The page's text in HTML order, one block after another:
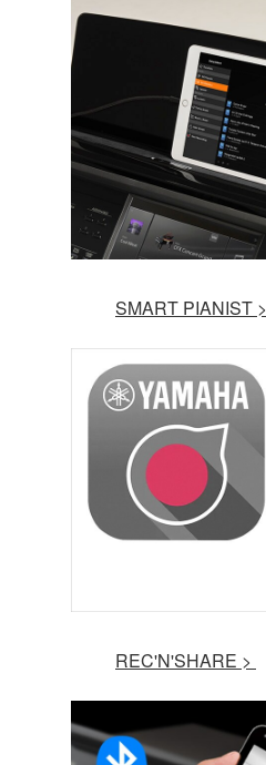
SMART PIANIST >
REC'N'SHARE >